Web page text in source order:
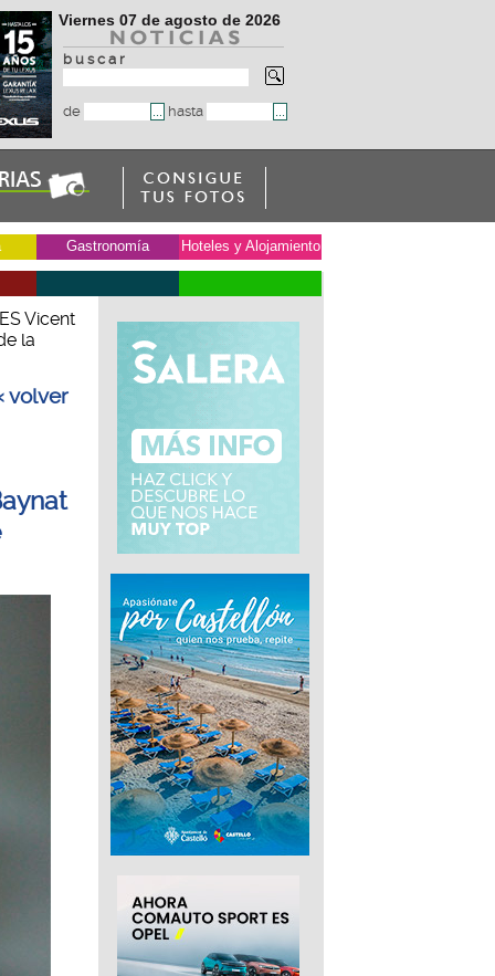
Viernes 07 de agosto de 2026
b u s c a r
de hasta
Gastronomía Hoteles y Alojamiento
Vicent
la
volver